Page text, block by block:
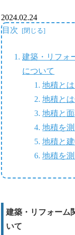
2024.02.24
目次
建築・リフォ
について
地積とは
地積と
地積と
地積を
地積と
地積を
建築・リフォーム
いて